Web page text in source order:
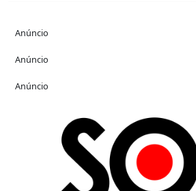
Anúncio
Anúncio
Anúncio